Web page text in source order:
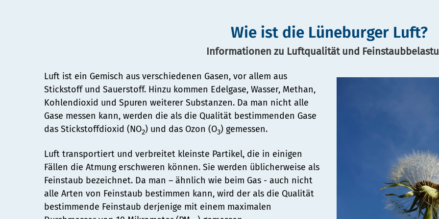
Bauen und Mobilität
Stadtentwicklung
Straßen- und Brückenbau
Denkmalschutz
Sanierungsgebiete
Wohnen
Kultur und Freizeit
Kulturhäuser und Bibliotheken
Sport
Stadtarchiv
Tourismus
Veranstaltungskalender (Metropolregion HH)
Bildung
Soziales
Familie und Betreuung
Stadtteilarbeit
Sicherheit und Ordnung
Ordnungsamt
Wie ist die Lüneburger Luft?
Informationen zu Luftqualität und
Luft ist ein Gemisch aus verschiedenen Gasen, vor allem aus
Stickstoff und Sauerstoff. Hinzu kommen Edelgase, Wasser, Methan,
Kohlendioxid und Spuren weiterer Substanzen. Da man nicht alle
Gase messen kann, werden die als die Qualität bestimmenden Gase
das Stickstoffdioxid (NO2) und das Ozon (O3) gemessen.
Luft transportiert und verbreitet kleinste Partikel, die in einigen
Fällen die Atmung erschweren können. Sie werden üblicherweise als
Feinstaub bezeichnet. Da man – ähnlich wie beim Gas - auch nicht
alle Arten von Feinstaub bestimmen kann, wird der als die Qualität
bestimmende Feinstaub derjenige mit einem maximalen